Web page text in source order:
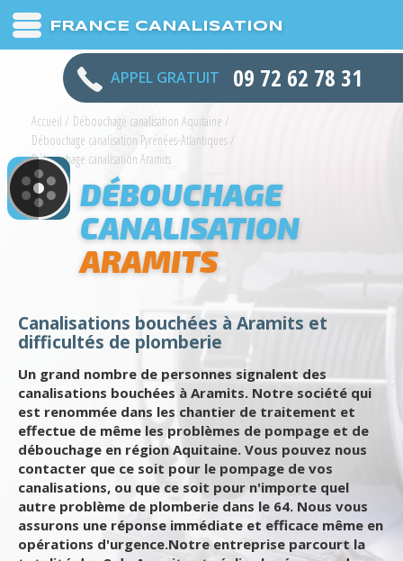
FRANCE CANALISATION
APPEL GRATUIT 09 72 62 78 31
Accueil / Débouchage canalisation Aquitaine /
Débouchage canalisation Pyrénées-Atlantiques/
Débouchage canalisation Aramits
DÉBOUCHAGE
CANALISATION
ARAMITS
Canalisations bouchées à Aramits et
difficultés de plomberie
Un grand nombre de personnes signalent des
canalisations bouchées à Aramits. Notre société qui
est renommée dans les chantier de traitement et
effectue de même les problèmes de pompage et de
débouchage en région Aquitaine. Vous pouvez nous
contacter que ce soit pour le pompage de vos
canalisations, ou que ce soit pour n'importe quel
autre problème de plomberie dans le 64. Nous vous
assurons une réponse immédiate et efficace même en
opérations d'urgence.Notre entreprise parcourt la